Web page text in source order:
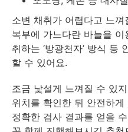
소변 채취가 어렵다고 느
복부에 가느다란 바늘을
취하는 ‘방광천자’ 방식 등
할 수 있어요.
조금 낯설게 느껴질 수 있
위치를 확인한 뒤 안전하
정확한 검사 결과를 얻을